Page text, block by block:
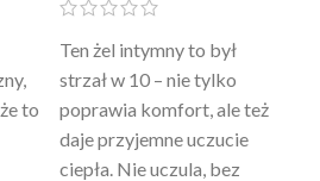
to
Ten żel intymny to był
strzał w 10 – nie tylko
poprawia komfort, ale też
daje przyjemne uczucie
ciepła. Nie uczula, bez